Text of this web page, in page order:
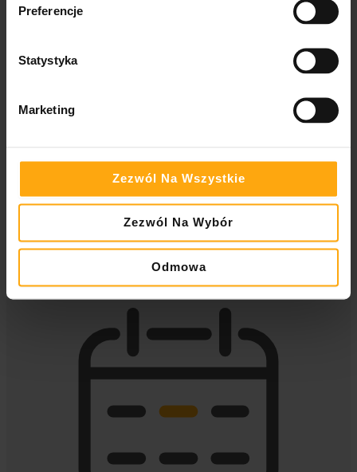
Preferencje
Statystyka
Marketing
Zezwól Na Wszystkie
Zezwól Na Wybór
Odmowa
Centrum konferencyjne Hotel Focus
20-832 Lublin